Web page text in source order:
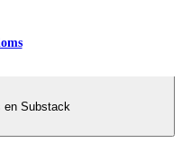
en Substack